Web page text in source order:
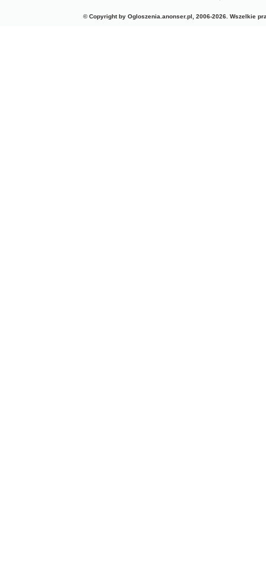
© Copyright by Ogloszenia.anonser.pl, 2006-2026. Wszelkie